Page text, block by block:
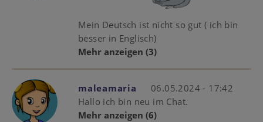
Mein Deutsch ist nicht so gut ( ich bin
besser in Englisch)
Mehr anzeigen (3)
maleamaria
06.05.2024 - 17:42
Hallo ich bin neu im Chat.
Mehr anzeigen (6)